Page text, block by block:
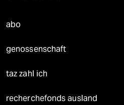
abo
genossenschaft
taz zahl ich
recherchefonds ausland